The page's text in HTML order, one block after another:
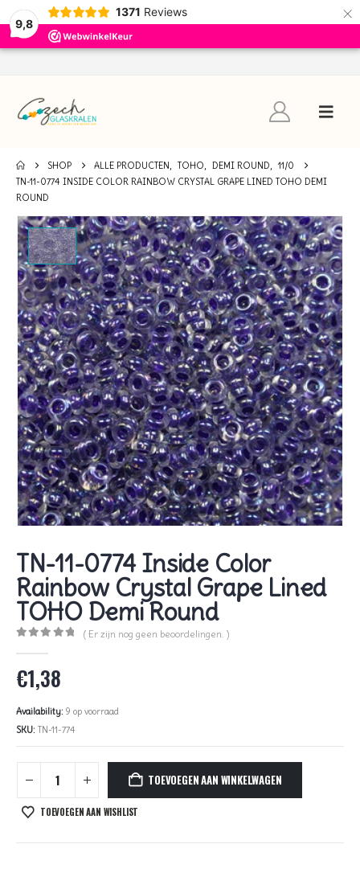
9,8
1371 Reviews ×
SHOP ALLE PRODUCTEN, TOHO, DEMI ROUND, 11/0
TN-11-0774 INSIDE COLOR RAINBOW CRYSTAL GRAPE LINED TOHO DEMI
ROUND
TN-11-0774 Inside Color
Rainbow Crystal Grape Lined
TOHO Demi Round
( Er zijn nog geen beoordelingen. )
€1,38
Availability: 9 op voorraad
SKU: TN-11-774
TOEVOEGEN AAN WINKELWAGEN
TOEVOEGEN AAN WISHLIST